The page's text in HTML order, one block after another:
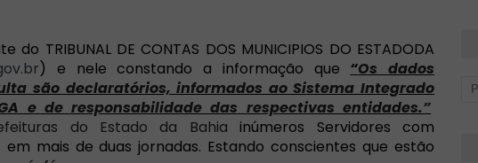
TRIBUNAL DE CONTAS DOS MUNICIPIOS DO ESTADODA
) e nele constando a informação que “Os dados
são declaratórios, informados ao Sistema Integrado
e de responsabilidade das respectivas entidades.”
do Estado da Bahiainúmeros Servidores com
mais de duas jornadas. Estando conscientes que estão